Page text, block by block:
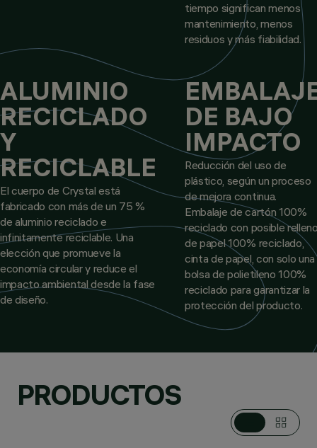
tiempo significan menos
mantenimiento, menos
residuos y más fiabilidad.
ALUMINIO
RECICLADO
Y
RECICLABLE
El cuerpo de Crystal está
fabricado con más de un 75 %
de aluminio reciclado e
infinitamente reciclable. Una
elección que promueve la
economía circular y reduce el
impacto ambiental desde la fase
de diseño.
DE BAJO
IMPACTO
Reducción del uso de
plástico, según un proceso
de mejora continua.
Embalaje de cartón 100%
reciclado con posible
de papel 100% reciclado,
cinta de papel, con solo una
bolsa de polietileno 100%
reciclado para garantizar la
protección del producto.
PRODUCTOS